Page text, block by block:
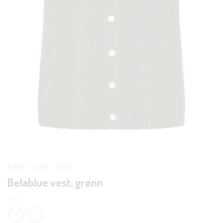
Belablue vest, grønn